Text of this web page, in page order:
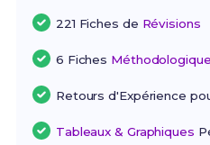
221 Fiches de Révisions
6 Fiches
Retours d'Expérience
Tableaux & Graphiques